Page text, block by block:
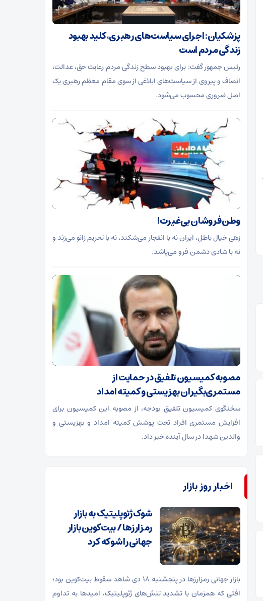
پزشکیان: اجرای سیاست‌های رهبری، کلید بهبود
زندگی مردم است
رئیس جمهور گفت: برای بهبود سطح زندگی مردم رعایت حق، عدالت،
انصاف و پیروی از سیاست‌های ابلاغی از سوی مقام معظم رهبری یک
اصل ضروری محسوب می‌شود.
وطن‌فروشان بی‌غیرت!
زهی خیال باطل، ایران نه با انفجار می‌شکند، نه با تحریم زانو می‌زند و
نه با شادی دشمن فرو می‌پاشد.
مصوبه کمیسیون تلفیق در حمایت از
مستمری‌بگیران بهزیستی و کمیته امداد
سخنگوی کمیسیون تلفیق بودجه، از مصوبه این کمیسیون برای
افزایش مستمری افراد تحت پوشش کمیته امداد و بهزیستی و
والدین شهدا در سال آینده خبر داد.
اخبار روز بازار
شوک ژئوپلیتیک به بازار
رمزارزها / بیت‌کوین بازار
جهانی را شوکه کرد
بازار جهانی رمزارزها در پنجشنبه ۱۸ دی شاهد سقوط بیت‌کوین بود؛
افتی که همزمان با تشدید تنش‌های ژئوپلیتیک، امیدها به تداوم